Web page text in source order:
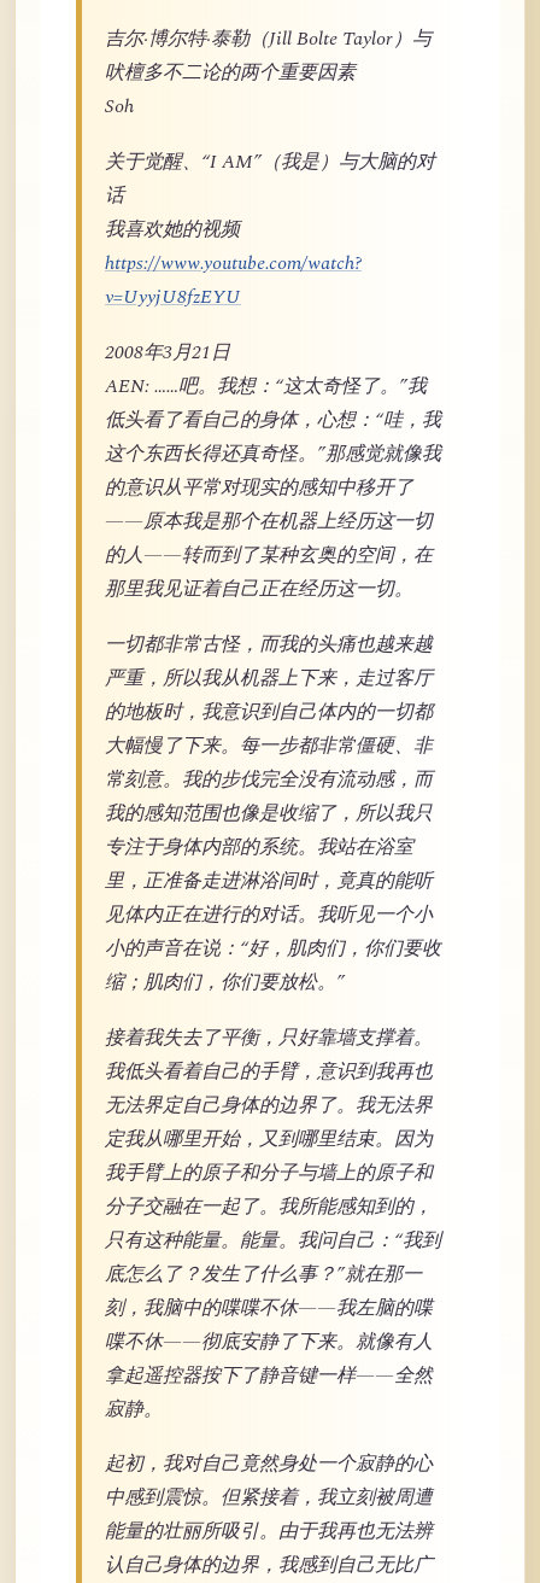
吉尔·博尔特·泰勒（Jill Bolte Taylor）与
吠檀多不二论的两个重要因素
Soh
关于觉醒、“I AM”（我是）与大脑的对
话
我喜欢她的视频
https://www.youtube.com/watch?
v=UyyjU8fzEYU
2008年3月21日
AEN: ……吧。我想：“这太奇怪了。”我
低头看了看自己的身体，心想：“哇，我
这个东西长得还真奇怪。”那感觉就像我
的意识从平常对现实的感知中移开了
——原本我是那个在机器上经历这一切
的人——转而到了某种玄奥的空间，在
那里我见证着自己正在经历这一切。
一切都非常古怪，而我的头痛也越来越
严重，所以我从机器上下来，走过客厅
的地板时，我意识到自己体内的一切都
大幅慢了下来。每一步都非常僵硬、非
常刻意。我的步伐完全没有流动感，而
我的感知范围也像是收缩了，所以我只
专注于身体内部的系统。我站在浴室
里，正准备走进淋浴间时，竟真的能听
见体内正在进行的对话。我听见一个小
小的声音在说：“好，肌肉们，你们要收
缩；肌肉们，你们要放松。”
接着我失去了平衡，只好靠墙支撑着。
我低头看着自己的手臂，意识到我再也
无法界定自己身体的边界了。我无法界
定我从哪里开始，又到哪里结束。因为
我手臂上的原子和分子与墙上的原子和
分子交融在一起了。我所能感知到的，
只有这种能量。能量。我问自己：“我到
底怎么了？发生了什么事？”就在那一
刻，我脑中的喋喋不休——我左脑的喋
喋不休——彻底安静了下来。就像有人
拿起遥控器按下了静音键一样——全然
寂静。
起初，我对自己竟然身处一个寂静的心
中感到震惊。但紧接着，我立刻被周遭
能量的壮丽所吸引。由于我再也无法辨
认自己身体的边界，我感到自己无比广